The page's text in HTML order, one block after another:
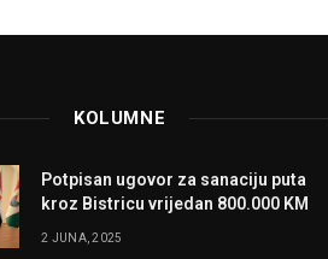
KOLUMNE
Potpisan ugovor za sanaciju puta
kroz Bistricu vrijedan 800.000 KM
2 JUNA, 2025